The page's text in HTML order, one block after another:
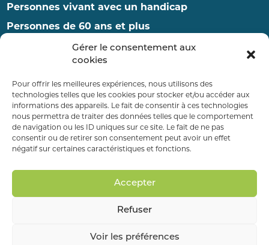
Gérer le consentement aux
cookies
Pour offrir les meilleures expériences, nous utilisons des
technologies telles que les cookies pour stocker et/ou accéder aux
informations des appareils. Le fait de consentir à ces technologies
nous permettra de traiter des données telles que le comportement
de navigation ou les ID uniques sur ce site. Le fait de ne pas
consentir ou de retirer son consentement peut avoir un effet
négatif sur certaines caractéristiques et fonctions.
Accepter
Refuser
Voir les préférences
Personnes vivant avec un handicap
Personnes de 60 ans et plus
Enfance et famille
RDV ET ADMISSIONS
PAYER MA FACTURE
FAIRE UN DON
–Données personnelles